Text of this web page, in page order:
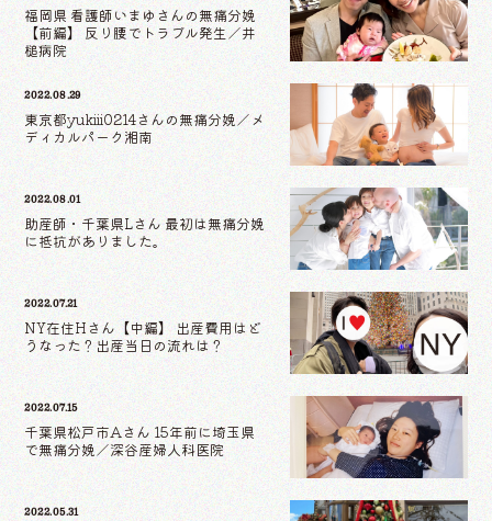
福岡県 看護師いまゆさんの無痛分娩
【前編】 反り腰でトラブル発生／井
槌病院
2022.08.29
東京都yukiii0214さんの無痛分娩／メ
ディカルパーク湘南
2022.08.01
助産師・千葉県Lさん 最初は無痛分娩
に抵抗がありました。
2022.07.21
NY在住Hさん【中編】 出産費用はど
うなった？出産当日の流れは？
2022.07.15
千葉県松戸市Aさん 15年前に埼玉県
で無痛分娩／深谷産婦人科医院
2022.05.31